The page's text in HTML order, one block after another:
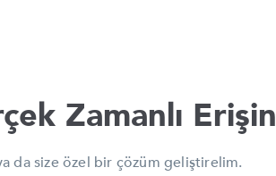
Zamanlı Erişin
da size özel bir çözüm geliştirelim.